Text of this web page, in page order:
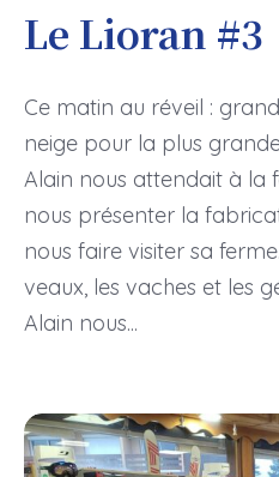
Le Lioran #3
Ce matin au réveil :
neige pour la plus
Alain nous attendait à la
nous présenter la
nous faire visiter sa
veaux, les vaches et les
Alain nous...